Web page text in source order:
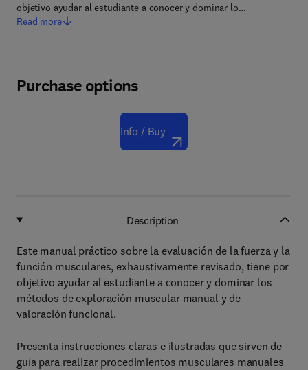
objetivo ayudar al estudiante a conocer y dominar lo…
Read more
Purchase options
Info / Buy
Description
Este manual práctico sobre la evaluación de la fuerza y la
función musculares, exhaustivamente revisado, tiene por
objetivo ayudar al estudiante a conocer y dominar los
métodos de exploración muscular manual y de
valoración funcional.
Presenta instrucciones claras e ilustradas que sirven de
guía para realizar procedimientos musculares manuales